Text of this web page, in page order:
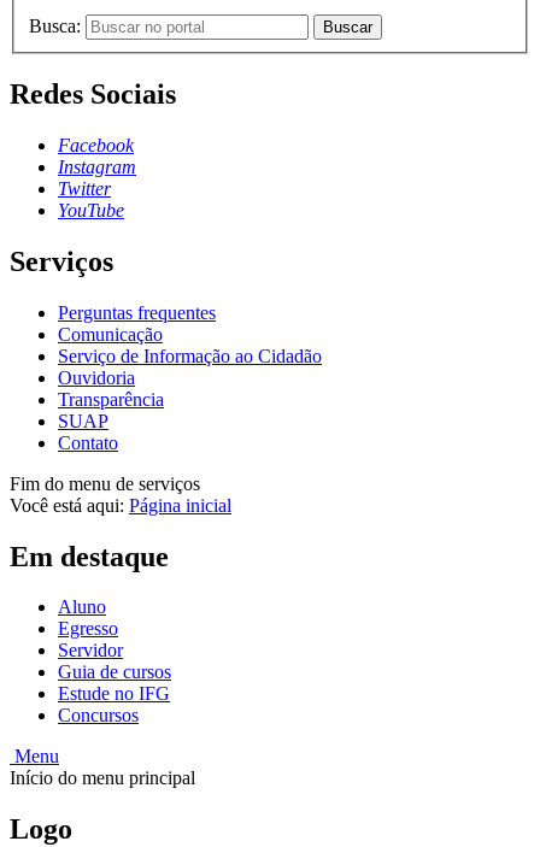
Busca: Buscar
Redes Sociais
Facebook
Instagram
Twitter
YouTube
Serviços
Perguntas frequentes
Comunicação
Serviço de Informação ao Cidadão
Ouvidoria
Transparência
SUAP
Contato
Fim do menu de serviços
Você está aqui: Página inicial
Em destaque
Aluno
Egresso
Servidor
Guia de cursos
Estude no IFG
Concursos
Menu
Início do menu principal
Logo